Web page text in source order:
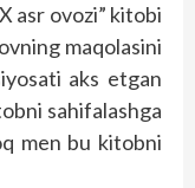
asr ovozi” kitobi
maqolasini
aks etgan
sahifalashga
men bu kitobni